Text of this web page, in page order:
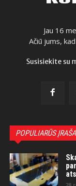
Jau 16
Ačiū jums,
Susisiekite su
POPULIARŪS